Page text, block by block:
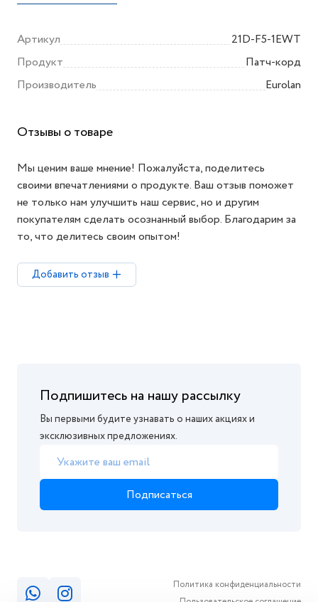
Артикул
21D-F5-1EWT
Продукт
Патч-корд
Производитель
Eurolan
Отзывы о товаре
Мы ценим ваше мнение! Пожалуйста, поделитесь
своими впечатлениями о продукте. Ваш отзыв поможет
не только нам улучшить наш сервис, но и другим
покупателям сделать осознанный выбор. Благодарим за
то, что делитесь своим опытом!
Добавить отзыв
Подпишитесь на нашу рассылку
Вы первыми будите узнавать о наших акциях и
эксклюзивных предложениях.
Подписаться
Политика конфиденциальности